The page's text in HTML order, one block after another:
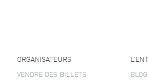
ORGANISATEURS
VENDRE DES BILLETS BLOG